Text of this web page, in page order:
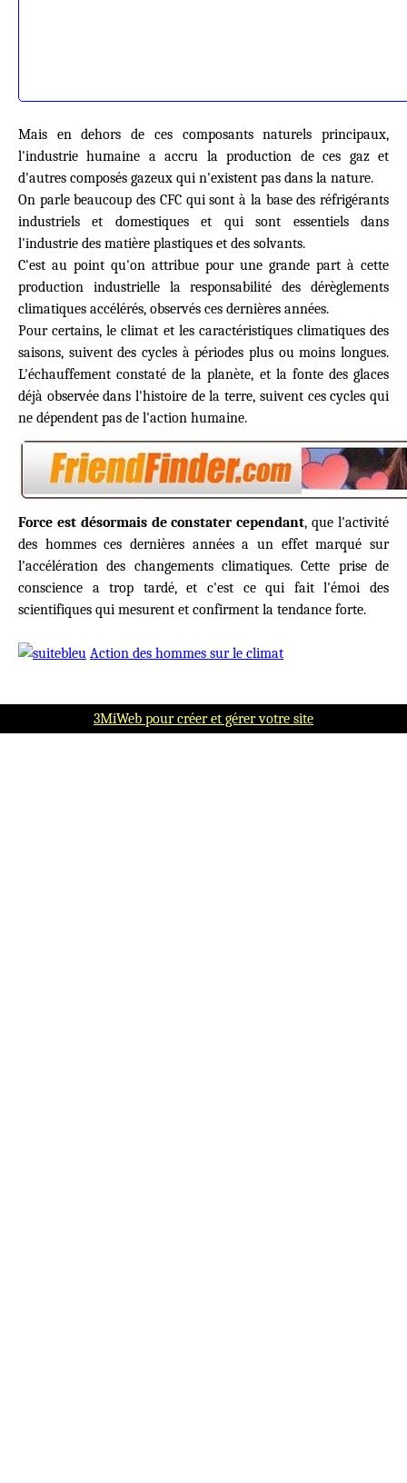
Mais en dehors de ces composants naturels principaux,
l'industrie humaine a accru la production de ces gaz et
d'autres composés gazeux qui n'existent pas dans la nature.
On parle beaucoup des CFC qui sont à la base des réfrigérants
industriels et domestiques et qui sont essentiels dans
l'industrie des matière plastiques et des solvants.
C'est au point qu'on attribue pour une grande part à cette
production industrielle la responsabilité des dérèglements
climatiques accélérés, observés ces dernières années.
Pour certains, le climat et les caractéristiques climatiques des
saisons, suivent des cycles à périodes plus ou moins longues.
L'échauffement constaté de la planète, et la fonte des glaces
déjà observée dans l'histoire de la terre, suivent ces cycles qui
ne dépendent pas de l'action humaine.
Force est désormais de constater cependant, que l'activité
des hommes ces dernières années a un effet marqué sur
l'accélération des changements climatiques. Cette prise de
conscience a trop tardé, et c'est ce qui fait l'émoi des
scientifiques qui mesurent et confirment la tendance forte.
Action des hommes sur le climat
3MiWeb pour créer et gérer votre site